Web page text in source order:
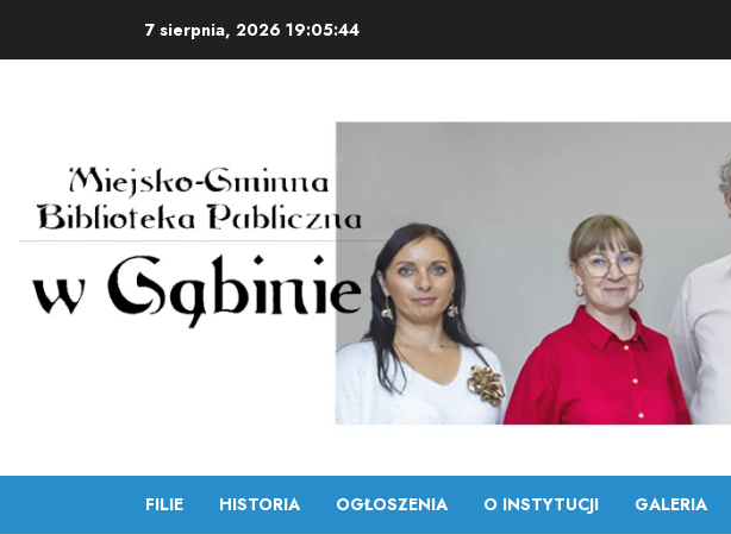
7 sierpnia, 2026 19:05:45
FILIE HISTORIA OGŁOSZENIA O INSTYTUCJI GALERIA